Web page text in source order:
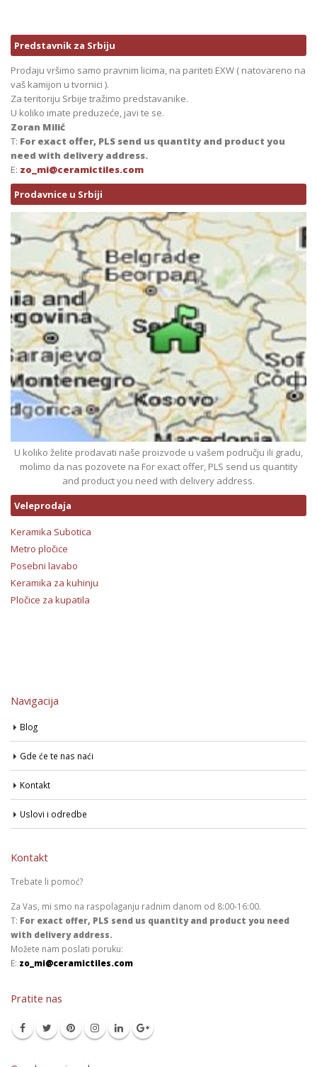
Predstavnik za Srbiju
Prodaju vršimo samo pravnim licima, na pariteti EXW ( natovareno na
vaš kamijon u tvornici ).
Za teritoriju Srbije tražimo predstavanike.
U koliko imate preduzeće, javi te se.
Zoran Milić
T: For exact offer, PLS send us quantity and product you
need with delivery address.
E: zo_mi@ceramictiles.com
Prodavnice u Srbiji
U koliko želite prodavati naše proizvode u vašem području ili gradu,
molimo da nas pozovete na For exact offer, PLS send us quantity
and product you need with delivery address.
Veleprodaja
Keramika Subotica
Metro pločice
Posebni lavabo
Keramika za kuhinju
Pločice za kupatila
Navigacija
Blog
Gde će te nas naći
Kontakt
Uslovi i odredbe
Kontakt
Trebate li pomoć?
Za Vas, mi smo na raspolaganju radnim danom od 8:00-16:00.
T: For exact offer, PLS send us quantity and product you need
with delivery address.
Možete nam poslati poruku:
E: zo_mi@ceramictiles.com
Pratite nas